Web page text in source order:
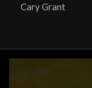
Cary Grant